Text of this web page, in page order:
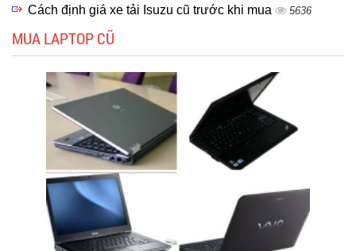
Cách định giá xe tải Isuzu cũ trước khi mua 5636
MUA LAPTOP CŨ